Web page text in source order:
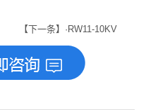
【下一条】·RW11-10KV